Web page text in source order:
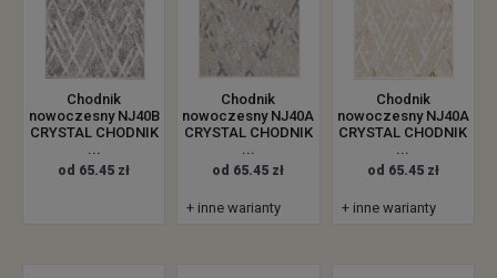
Chodnik
nowoczesny NJ40B
CRYSTAL CHODNIK
od 65.45 zł
Chodnik
nowoczesny NJ40A
CRYSTAL CHODNIK
od 65.45 zł
+ inne warianty
Chodnik
nowoczesny NJ40A
CRYSTAL CHODNIK
od 65.45 zł
+ inne warianty